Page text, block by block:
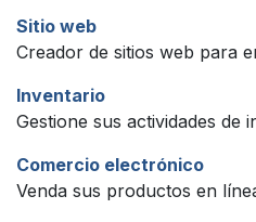
Sitio web
Creador de sitios web para
Inventario
Gestione sus actividades de
Comercio electrónico
Venda sus productos en